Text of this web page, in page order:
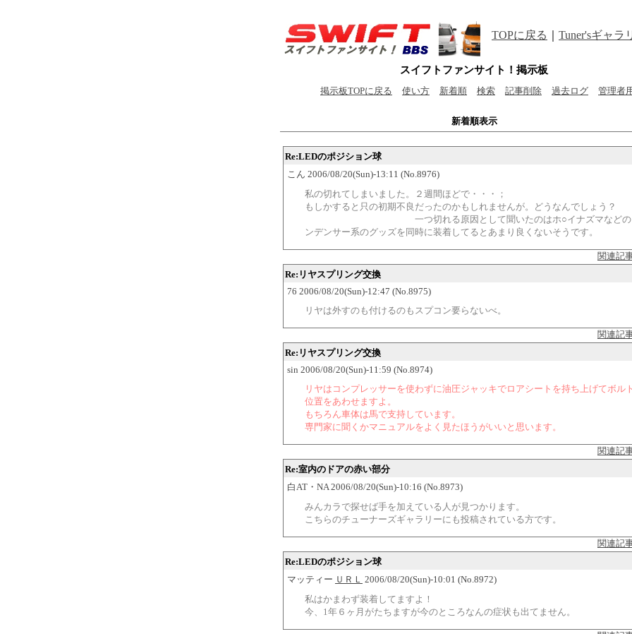
TOPに戻る Tuner'sギャラ
スイフトファンサイト！掲示板
掲示板TOPに戻る 使い方 新着順 検索 記事削除 過去ログ 管理者
新着順表示
Re:LEDのポジション球
こん 2006/08/20(Sun)-13:11 (No.8976)
私の切れてしまいました。２週間ほどで・・・；
もしかすると只の初期不良だったのかもしれませんが。どうなんでしょう？
一つ切れる原因として聞いたのはホ○イナズマなどの
ンデンサー系のグッズを同時に装着してるとあまり良くないそうです。
関連記
Re:リヤスプリング交換
76 2006/08/20(Sun)-12:47 (No.8975)
リヤは外すのも付けるのもスプコン要らないべ。
関連記
Re:リヤスプリング交換
sin 2006/08/20(Sun)-11:59 (No.8974)
リヤはコンプレッサーを使わずに油圧ジャッキでロアシートを持ち上げてボルト
位置をあわせますよ。
もちろん車体は馬で支持しています。
専門家に聞くかマニュアルをよく見たほうがいいと思います。
関連記
Re:室内のドアの赤い部分
白AT・NA 2006/08/20(Sun)-10:16 (No.8973)
みんカラで探せば手を加えている人が見つかります。
こちらのチューナーズギャラリーにも投稿されている方です。
関連記
Re:LEDのポジション球
マッティー ＵＲＬ 2006/08/20(Sun)-10:01 (No.8972)
私はかまわず装着してますよ！
今、1年６ヶ月がたちますが今のところなんの症状も出てません。